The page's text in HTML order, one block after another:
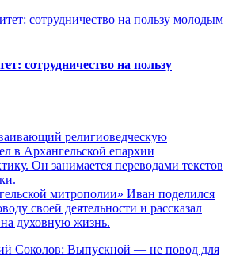
сотрудничество на пользу
религиоведческую
в Архангельской епархии
Он занимается переводами текстов
митрополии» Иван поделился
своей деятельности и рассказал
на духовную жизнь.